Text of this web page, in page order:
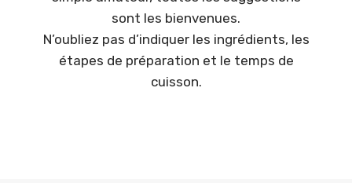
sont les bienvenues.
N’oubliez pas d’indiquer les ingrédients, les
étapes de préparation et le temps de
cuisson.